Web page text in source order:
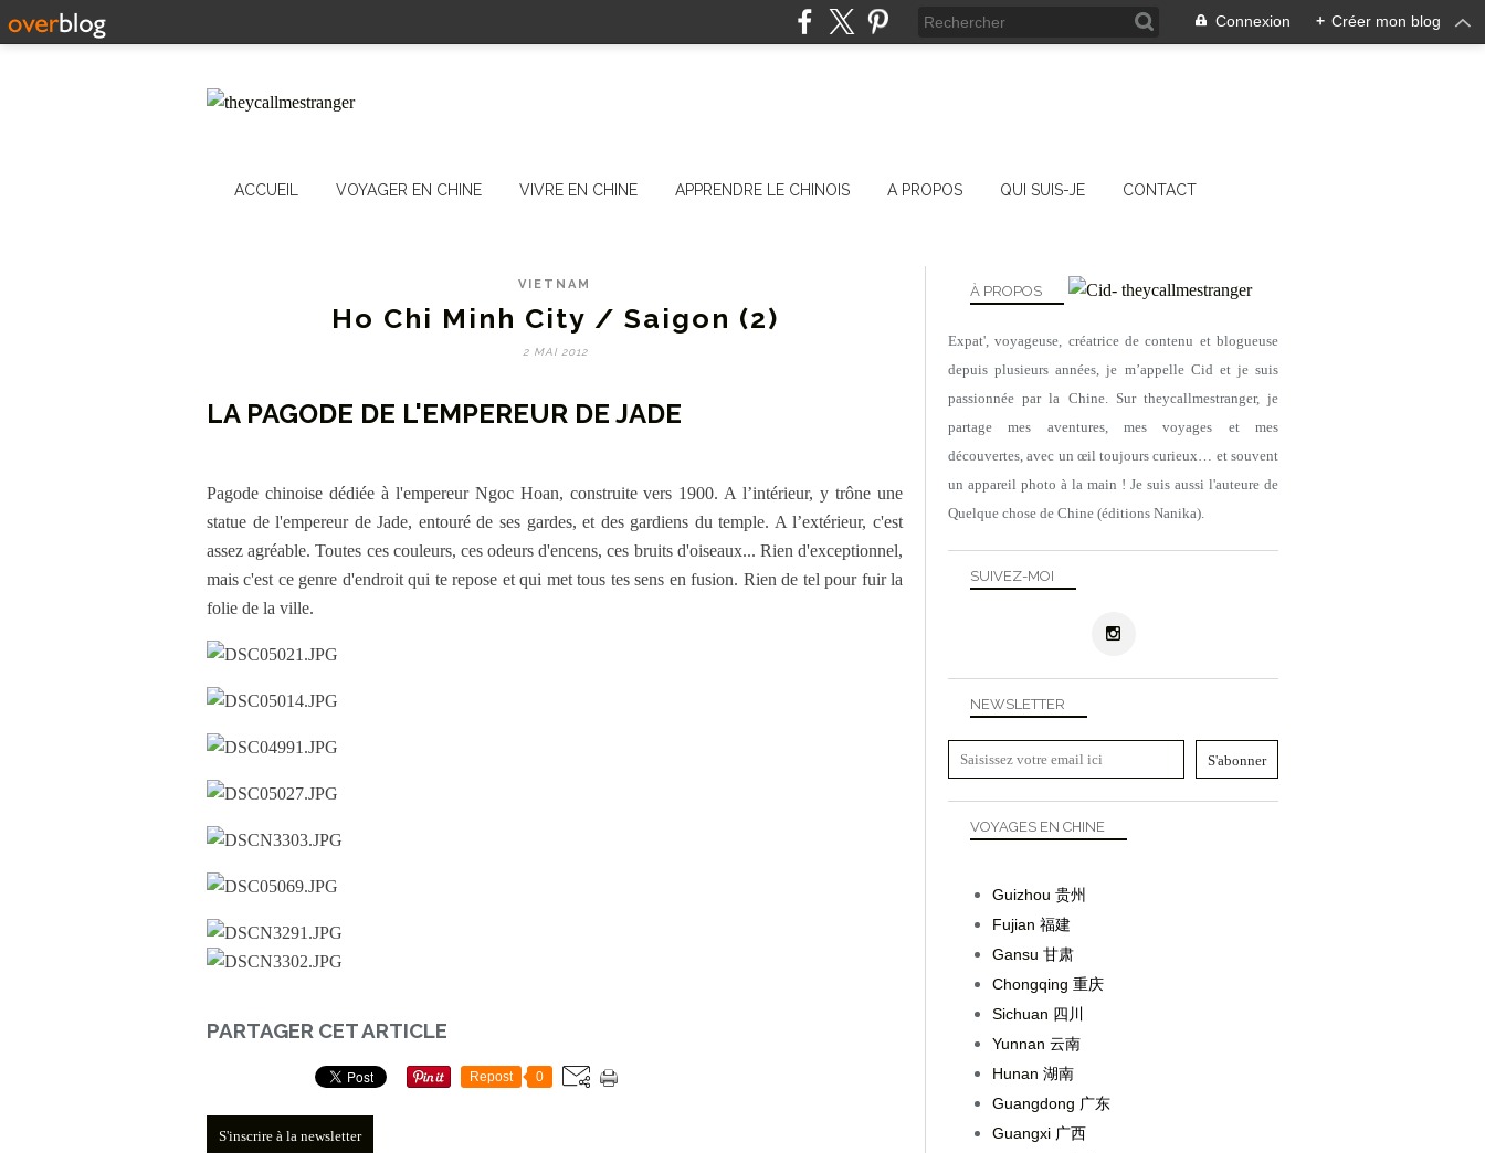
Connexion + Créer mon blog
ACCUEIL VOYAGER EN CHINE VIVRE EN CHINE APPRENDRE LE CHINOIS A PROPOS QUI SUIS-JE CONTACT
VIETNAM
Ho Chi Minh City / Saigon (2)
2 MAI 2012
LA PAGODE DE L'EMPEREUR DE JADE
Pagode chinoise dédiée à l'empereur Ngoc Hoan, construite vers 1900. A l’intérieur, y trône une
statue de l'empereur de Jade, entouré de ses gardes, et des gardiens du temple. A l’extérieur, c'est
assez agréable. Toutes ces couleurs, ces odeurs d'encens, ces bruits d'oiseaux... Rien d'exceptionnel,
mais c'est ce genre d'endroit qui te repose et qui met tous tes sens en fusion. Rien de tel pour fuir la
folie de la ville.
PARTAGER CET ARTICLE
Repost 0
S'inscrire à la newsletter
NEWSLETTER
SUIVEZ-MOI
À PROPOS
Expat', voyageuse, créatrice de contenu et blogueuse
depuis plusieurs années, je m’appelle Cid et je suis
passionnée par la Chine. Sur theycallmestranger, je
partage mes aventures, mes voyages et mes
découvertes, avec un œil toujours curieux… et souvent
un appareil photo à la main ! Je suis aussi l'auteure de
Quelque chose de Chine (éditions Nanika).
VOYAGES EN CHINE
Guizhou 贵州
Fujian 福建
Gansu 甘肃
Chongqing 重庆
Sichuan 四川
Yunnan 云南
Hunan 湖南
Guangdong 广东
Guangxi 广西